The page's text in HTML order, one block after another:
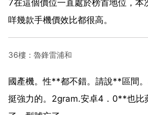
7在這個價位一直處於榜首地位，本
咩幾款手機價效比都很高。
36樓：魯鋒雷浦和
國產機。性**都不錯。請說**區間
挺強力的。2gram.安卓4．0**也比